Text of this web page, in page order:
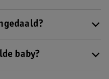
bevallen. Je baby kan indalen
Wel kan je last krijgen
baby?